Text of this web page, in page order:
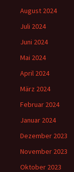
August 2024
Juli 2024
Juni 2024
Mai 2024
April 2024
März 2024
Februar 2024
Januar 2024
Dezember 2023
November 2023
Oktober 2023